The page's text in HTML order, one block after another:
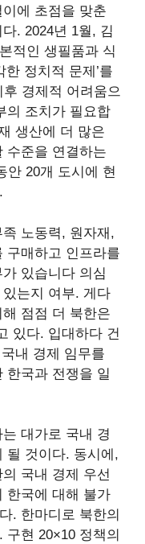
에 초점을 맞춘
. 2024년 1월, 김
적인 생필품과 식
정치적 문제’를
경제적 어려움으
의 조치가 필요합
생산에 더 많은
수준을 연결하는
안 20개 도시에 현
족 노동력, 원자재,
구매하고 인프라를
있습니다 의심
는지 여부. 게다
점점 더 북한은
있다. 입대하다 건
내 경제 임무를
한국과 전쟁을 일
대가로 국내 경
될 것이다. 동시에,
국내 경제 우선
한국에 대해 불가
. 한마디로 북한의
구현 20×10 정책의